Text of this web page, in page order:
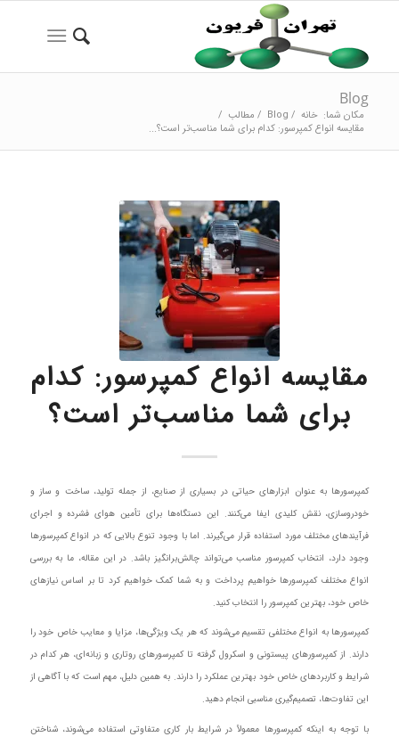
Blog
مکان شما: خانه /
Blog
/ مطالب /
مقایسه انواع کمپرسور: کدام برای شما مناسب‌تر است؟...
مقایسه انواع کمپرسور: کدام
برای شما مناسب‌تر است؟
کمپرسورها به عنوان ابزارهای حیاتی در بسیاری از صنایع، از جمله تولید، ساخت و ساز و
خودروسازی، نقش کلیدی ایفا می‌کنند. این دستگاه‌ها برای تأمین هوای فشرده و اجرای
فرآیندهای مختلف مورد استفاده قرار می‌گیرند. اما با وجود تنوع بالایی که در انواع کمپرسورها
وجود دارد، انتخاب کمپرسور مناسب می‌تواند چالش‌برانگیز باشد. در این مقاله، ما به بررسی
انواع مختلف کمپرسورها خواهیم پرداخت و به شما کمک خواهیم کرد تا بر اساس نیازهای
خاص خود، بهترین کمپرسور را انتخاب کنید.
کمپرسورها به انواع مختلفی تقسیم می‌شوند که هر یک ویژگی‌ها، مزایا و معایب خاص خود را
دارند. از کمپرسورهای پیستونی و اسکرول گرفته تا کمپرسورهای روتاری و زبانه‌ای، هر کدام در
شرایط و کاربردهای خاص خود بهترین عملکرد را دارند. به همین دلیل، مهم است که با آگاهی از
این تفاوت‌ها، تصمیم‌گیری مناسبی انجام دهید.
با توجه به اینکه کمپرسورها معمولاً در شرایط بار کاری متفاوتی استفاده می‌شوند، شناختن